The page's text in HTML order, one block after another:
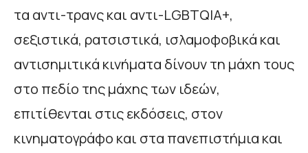
τα αντι-τρανς και αντι-LGBTQIA+,
σεξιστικά, ρατσιστικά, ισλαμοφοβικά και
αντισημιτικά κινήματα δίνουν τη μάχη τους
στο πεδίο της μάχης των ιδεών,
επιτίθενται στις εκδόσεις, στον
κινηματογράφο και στα πανεπιστήμια και